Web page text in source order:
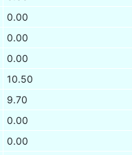
0.00
0.00
0.00
10.50
9.70
0.00
0.00